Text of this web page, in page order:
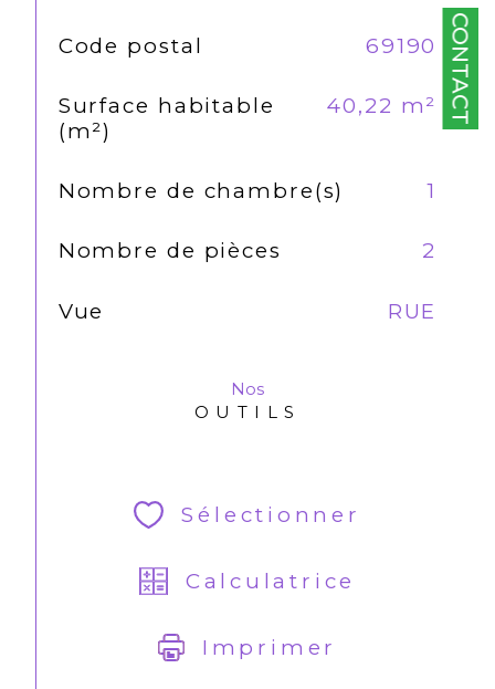
CONTACT
TRAD_SIROCCO_Caracteristique Valeurs
Code postal 69190
Surface habitable
(m²)
40,22 m²
Nombre de chambre(s) 1
Nombre de pièces 2
Vue RUE
Nos
OUTILS
Sélectionner
Calculatrice
Imprimer